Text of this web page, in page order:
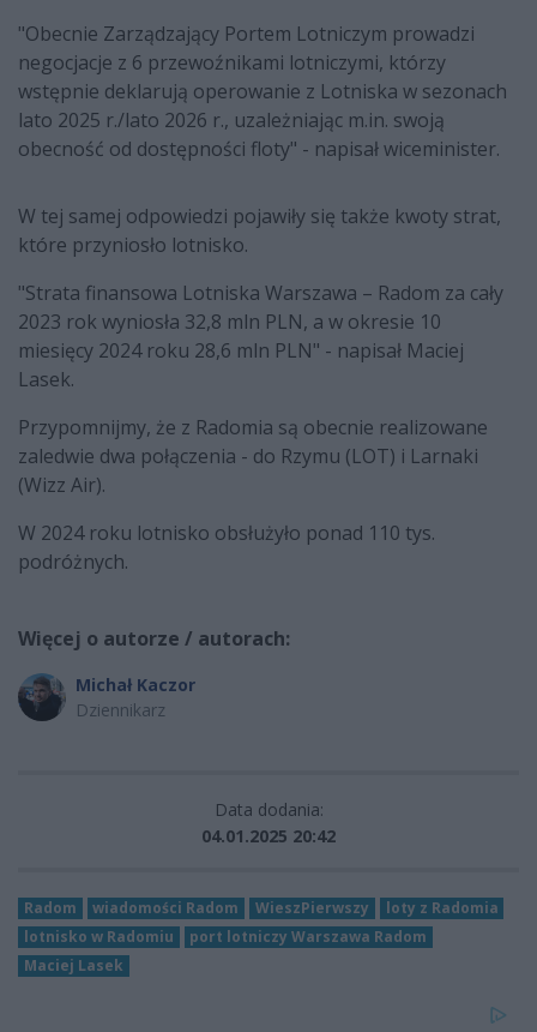
"Obecnie Zarządzający Portem Lotniczym prowadzi
negocjacje z 6 przewoźnikami lotniczymi, którzy
wstępnie deklarują operowanie z Lotniska w sezonach
lato 2025 r./lato 2026 r., uzależniając m.in. swoją
obecność od dostępności floty" - napisał wiceminister.
W tej samej odpowiedzi pojawiły się także kwoty strat,
które przyniosło lotnisko.
"Strata finansowa Lotniska Warszawa – Radom za cały
2023 rok wyniosła 32,8 mln PLN, a w okresie 10
miesięcy 2024 roku 28,6 mln PLN" - napisał Maciej
Lasek.
Przypomnijmy, że z Radomia są obecnie realizowane
zaledwie dwa połączenia - do Rzymu (LOT) i Larnaki
(Wizz Air).
W 2024 roku lotnisko obsłużyło ponad 110 tys.
podróżnych.
Więcej o autorze / autorach:
Michał Kaczor
Dziennikarz
Data dodania:
04.01.2025 20:42
Radom wiadomości Radom WieszPierwszy
loty z Radomia
lotnisko w Radomiu
port lotniczy Warszawa Radom
Maciej Lasek